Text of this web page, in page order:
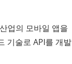
업의 모바일 앱을
기술로 API를 개발